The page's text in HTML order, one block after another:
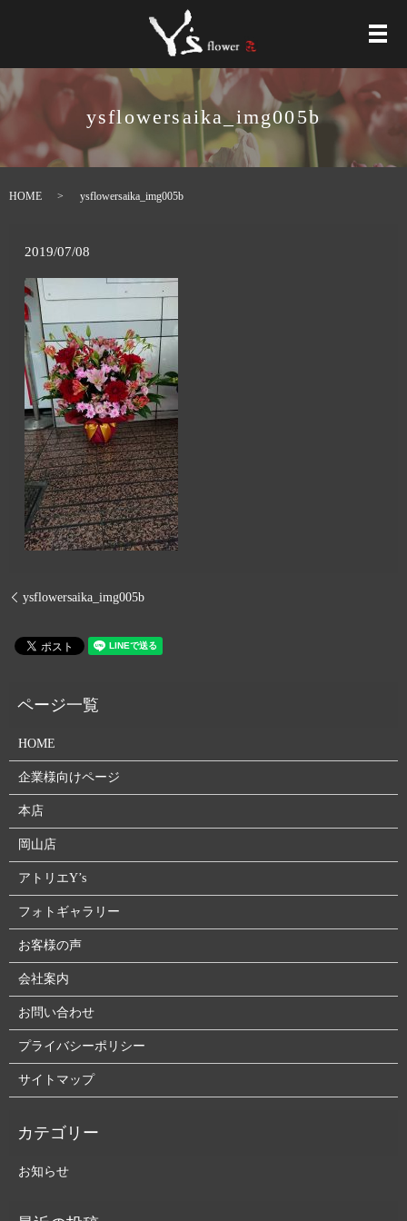
メ
ysflowersaika_img005b
HOME ysflowersaika_img005b
2019/07/08
ysflowersaika_img005b
HOME
企業様向けページ
本店
岡山店
アトリエY’s
フォトギャラリー
お客様の声
会社案内
お問い合わせ
プライバシーポリシー
サイトマップ
お知らせ